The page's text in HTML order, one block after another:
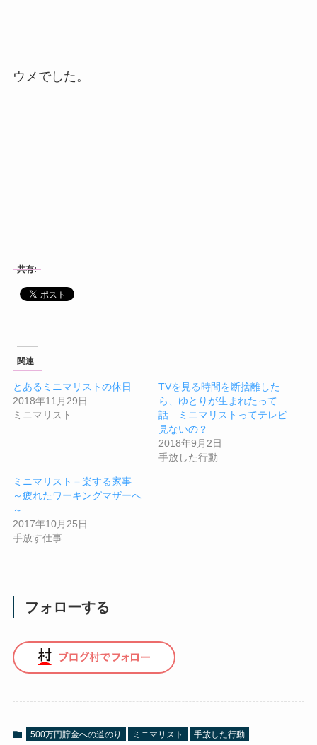
ウメでした。
共有:
関連
とあるミニマリストの休日
2018年11月29日
ミニマリスト
TVを見る時間を断捨離した
ら、ゆとりが生まれたって
話 ミニマリストってテレビ
見ないの？
2018年9月2日
手放した行動
ミニマリスト＝楽する家事
～疲れたワーキングマザーへ
～
2017年10月25日
手放す仕事
フォローする
500万円貯金への道のり ミニマリスト 手放した行動